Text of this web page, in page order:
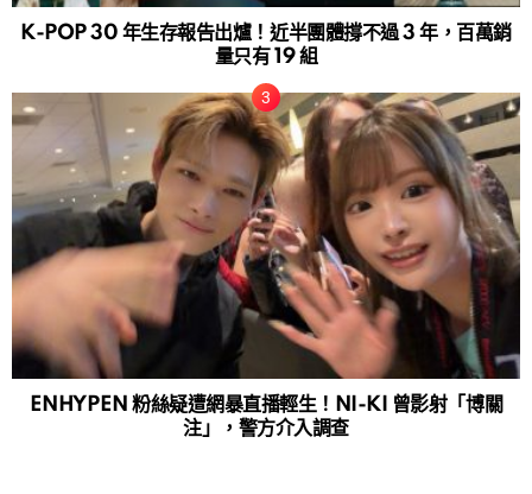
K-POP 30 年生存報告出爐！近半團體撐不過 3 年，百萬銷
量只有 19 組
ENHYPEN 粉絲疑遭網暴直播輕生！NI-KI 曾影射「博關
注」，警方介入調查